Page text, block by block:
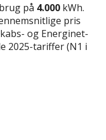
på 4.000 kWh.
pris
og Energinet-
2025-tariffer (N1 i